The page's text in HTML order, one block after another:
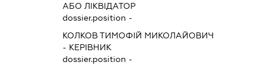
АБО ЛІКВІДАТОР
dossier.position -
КОЛКОВ ТИМОФІЙ МИКОЛАЙОВИЧ
- КЕРІВНИК
dossier.position -